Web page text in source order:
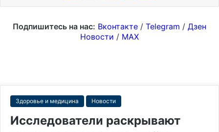
Подпишитесь на нас: Вконтакте / Telegram / Дзен
Новости / MAX